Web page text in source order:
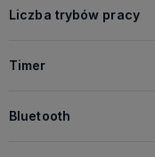
Liczba trybów pracy
Timer
Bluetooth